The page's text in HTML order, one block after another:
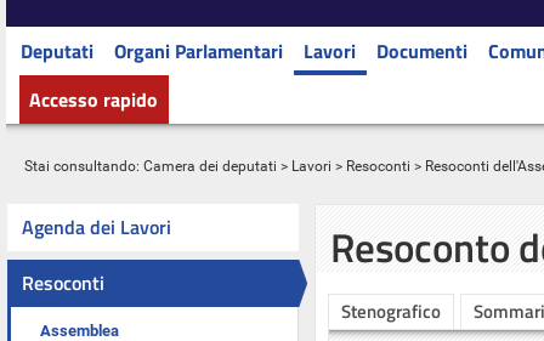
Deputati Organi Parlamentari Lavori Documenti
Accesso rapido
Stai consultando: Camera dei deputati > Lavori > Resoconti > Resoconti
Agenda dei Lavori
Resoconti
Assemblea
Resoconto
Stenografico